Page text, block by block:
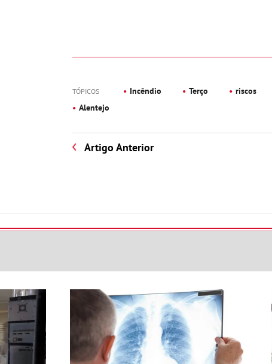
TÓPICOS Incêndio Terço riscos
Alentejo
Artigo Anterior